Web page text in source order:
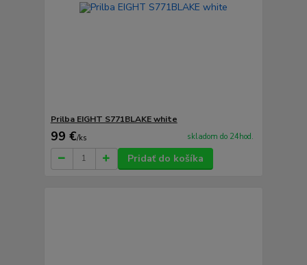
Prilba EIGHT S771BLAKE white
99 €/ks skladom do 24hod.
Pridať do košíka